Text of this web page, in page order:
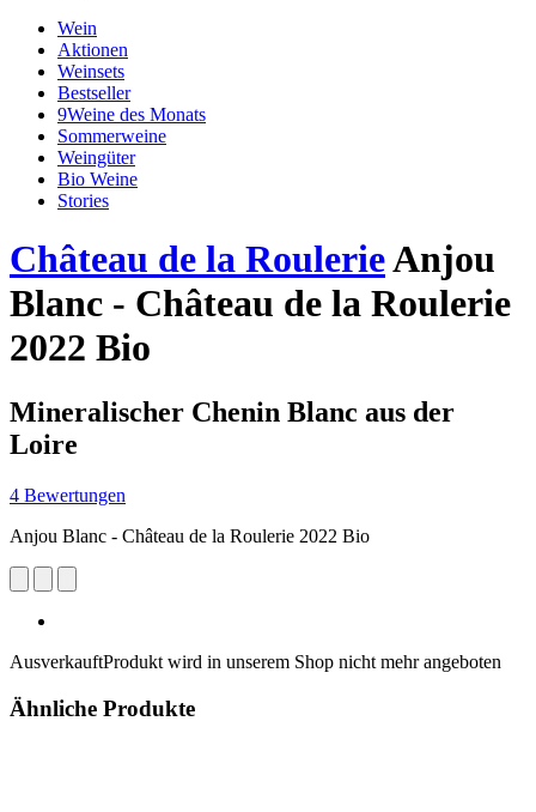
Wein
Aktionen
Weinsets
Bestseller
9Weine des Monats
Sommerweine
Weingüter
Bio Weine
Stories
Château de la RoulerieAnjou
Blanc - Château de la Roulerie
2022 Bio
Mineralischer Chenin Blanc aus der
Loire
4 Bewertungen
Anjou Blanc - Château de la Roulerie 2022 Bio
AusverkauftProdukt wird in unserem Shop nicht mehr angeboten
Ähnliche Produkte